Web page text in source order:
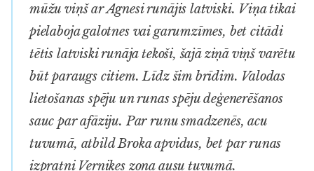
mūžu viņš ar Agnesi runājis latviski. Viņa tikai
pielaboja galotnes vai garumzīmes, bet citādi
tētis latviski runāja tekoši, šajā ziņā viņš varētu
būt paraugs citiem. Līdz šim brīdim. Valodas
lietošanas spēju un runas spēju deģenerēšanos
sauc par afāziju. Par runu smadzenēs, acu
tuvumā, atbild Broka apvidus, bet par runas
izpratni Vernikes zona ausu tuvumā.